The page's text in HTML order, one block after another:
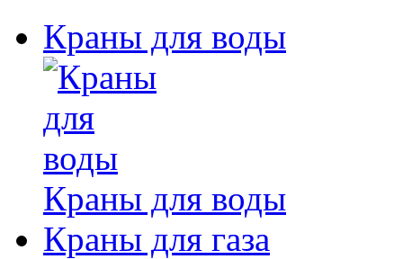
Краны для воды
Краны для воды
Краны для газа